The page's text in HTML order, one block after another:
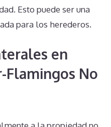
Esto puede ser una
para los herederos.
en
No